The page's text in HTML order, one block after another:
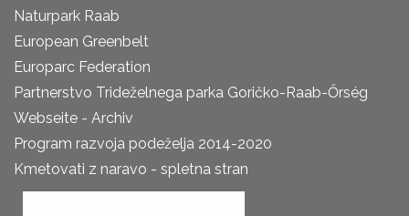
Naturpark Raab
European Greenbelt
Europarc Federation
Partnerstvo Trideželnega parka Goričko-Raab-Őrség
Webseite - Archiv
Program razvoja podeželja 2014-2020
Kmetovati z naravo - spletna stran